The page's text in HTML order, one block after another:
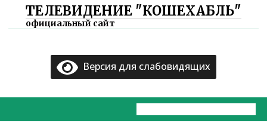
ТЕЛЕВИДЕНИЕ "КОШЕХАБЛЬ"
официальный сайт
Версия для слабовидящих
Документы